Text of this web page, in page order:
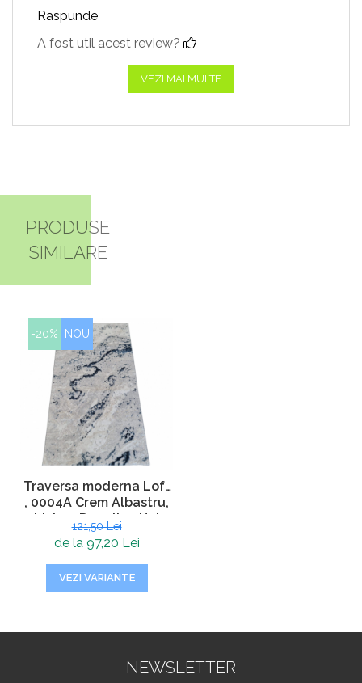
Raspunde
A fost util acest review?
VEZI MAI MULTE
PRODUSE
SIMILARE
-20% NOU
Traversa moderna Loft
, 0004A Crem Albastru,
Living, Dormitor, Hol
121,50 Lei
de la 97,20 Lei
VEZI VARIANTE
NEWSLETTER